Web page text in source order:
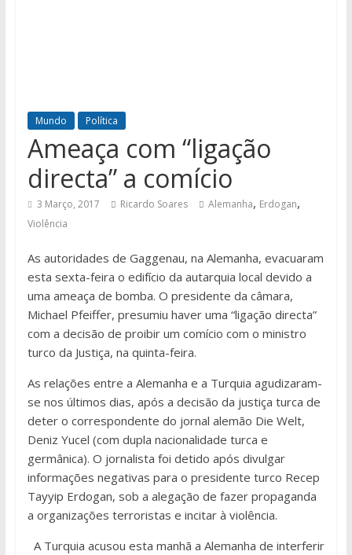
Mundo Política
Ameaça com “ligação
directa” a comício
3 Março, 2017 Ricardo Soares Alemanha, Erdogan,
Violência
As autoridades de Gaggenau, na Alemanha, evacuaram
esta sexta-feira o edifício da autarquia local devido a
uma ameaça de bomba. O presidente da câmara,
Michael Pfeiffer, presumiu haver uma “ligação directa”
com a decisão de proibir um comício com o ministro
turco da Justiça, na quinta-feira.
As relações entre a Alemanha e a Turquia agudizaram-
se nos últimos dias, após a decisão da justiça turca de
deter o correspondente do jornal alemão Die Welt,
Deniz Yucel (com dupla nacionalidade turca e
germânica). O jornalista foi detido após divulgar
informações negativas para o presidente turco Recep
Tayyip Erdogan, sob a alegação de fazer propaganda
a organizações terroristas e incitar à violência.
A Turquia acusou esta manhã a Alemanha de interferir